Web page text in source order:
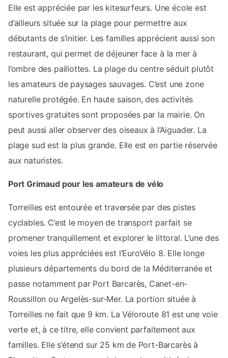
Elle est appréciée par les kitesurfeurs. Une école est
d’ailleurs située sur la plage pour permettre aux
débutants de s’initier. Les familles apprécient aussi son
restaurant, qui permet de déjeuner face à la mer à
l’ombre des paillottes. La plage du centre séduit plutôt
les amateurs de paysages sauvages. C’est une zone
naturelle protégée. En haute saison, des activités
sportives gratuites sont proposées par la mairie. On
peut aussi aller observer des oiseaux à l’Aiguader. La
plage sud est la plus grande. Elle est en partie réservée
aux naturistes.
Port Grimaud pour les amateurs de vélo
Torreilles est entourée et traversée par des pistes
cyclables. C’est le moyen de transport parfait se
promener tranquillement et explorer le littoral. L’une des
voies les plus appréciées est l’EuroVélo 8. Elle longe
plusieurs départements du bord de la Méditerranée et
passe notamment par Port Barcarès, Canet-en-
Roussillon ou Argelès-sur-Mer. La portion située à
Torreilles ne fait que 9 km. La Véloroute 81 est une voie
verte et, à ce titre, elle convient parfaitement aux
familles. Elle s’étend sur 25 km de Port-Barcarès à